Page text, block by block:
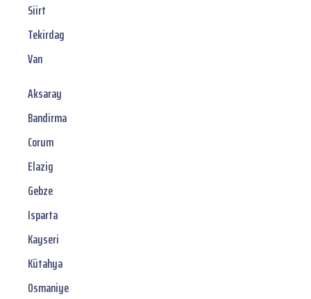
Siirt
Tekirdag
Van
Aksaray
Bandirma
Corum
Elazig
Gebze
Isparta
Kayseri
Kütahya
Osmaniye